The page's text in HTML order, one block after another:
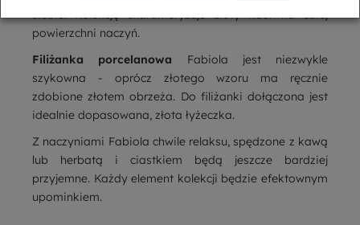
siebie. Kolekcję charakteryzuje złoty wzór na całej
powierzchni naczyń.
Filiżanka porcelanowa Fabiola jest niezwykle
szykowna - oprócz złotego wzoru ma ręcznie
zdobione złotem obrzeża. Do filiżanki dołączona jest
idealnie dopasowana, złota łyżeczka.
Z naczyniami Fabiola chwile relaksu, spędzone z kawą
lub herbatą i ciastkiem będą jeszcze bardziej
przyjemne. Każdy element kolekcji będzie efektownym
upominkiem.